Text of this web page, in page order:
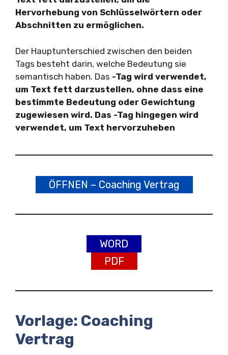
Hervorhebung von Schlüsselwörtern oder
Abschnitten zu ermöglichen.
Der Hauptunterschied zwischen den beiden
Tags besteht darin, welche Bedeutung sie
semantisch haben. Das -Tag wird verwendet,
um Text fett darzustellen, ohne dass eine
bestimmte Bedeutung oder Gewichtung
zugewiesen wird. Das -Tag hingegen wird
verwendet, um Text hervorzuheben
ÖFFNEN – Coaching Vertrag
WORD
PDF
Vorlage: Coaching
Vertrag